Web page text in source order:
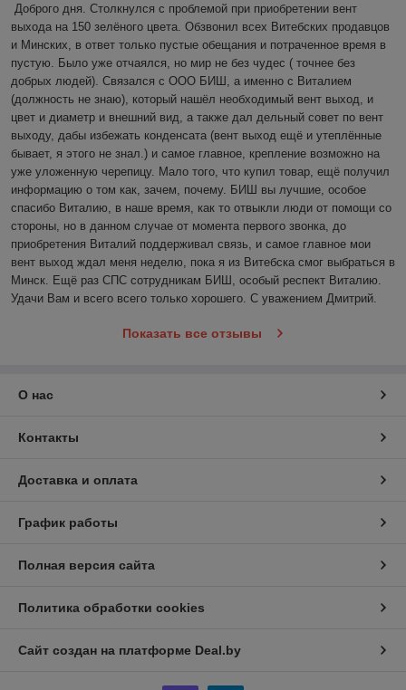
Доброго дня. Столкнулся с проблемой при приобретении вент
выхода на 150 зелёного цвета. Обзвонил всех Витебских продавцов
и Минских, в ответ только пустые обещания и потраченное время в
пустую. Было уже отчаялся, но мир не без чудес ( точнее без
добрых людей). Связался с ООО БИШ, а именно с Виталием
(должность не знаю), который нашёл необходимый вент выход, и
цвет и диаметр и внешний вид, а также дал дельный совет по вент
выходу, дабы избежать конденсата (вент выход ещё и утеплённые
бывает, я этого не знал.) и самое главное, крепление возможно на
уже уложенную черепицу. Мало того, что купил товар, ещё получил
информацию о том как, зачем, почему. БИШ вы лучшие, особое
спасибо Виталию, в наше время, как то отвыкли люди от помощи со
стороны, но в данном случае от момента первого звонка, до
приобретения Виталий поддерживал связь, и самое главное мои
вент выход ждал меня неделю, пока я из Витебска смог выбраться в
Минск. Ещё раз СПС сотрудникам БИШ, особый респект Виталию.
Удачи Вам и всего всего только хорошего. С уважением Дмитрий.
Показать все отзывы
О нас
Контакты
Доставка и оплата
График работы
Полная версия сайта
Политика обработки cookies
Сайт создан на платформе Deal.by